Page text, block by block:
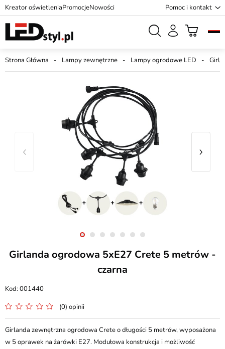
Kreator oświetleniaPromocjeNowości Pomoc i kontakt
Strona Główna Lampy zewnętrzne Lampy ogrodowe LED
Girlanda ogrodowa 5xE27 Crete 5 metrów -
czarna
001440
(0) opinii
Girlanda zewnętrzna ogrodowa Crete o długości 5 metrów, wyposażona
w 5 oprawek na żarówki E27. Modułowa konstrukcja i możliwość